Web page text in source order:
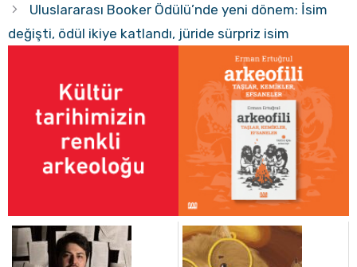
Uluslararası Booker Ödülü’nde yeni dönem: İsim
değişti, ödül ikiye katlandı, jüride sürpriz isim